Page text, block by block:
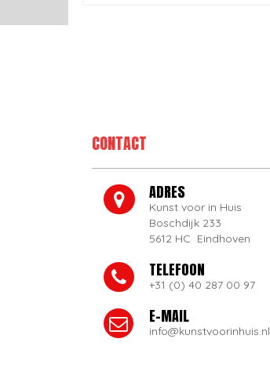
CONTACT
ADRES
Kunst voor in Huis
Boschdijk 233
5612 HC Eindhoven
TELEFOON
+31 (0) 40 287 00 97
E-MAIL
info@kunstvoorinhuis.nl